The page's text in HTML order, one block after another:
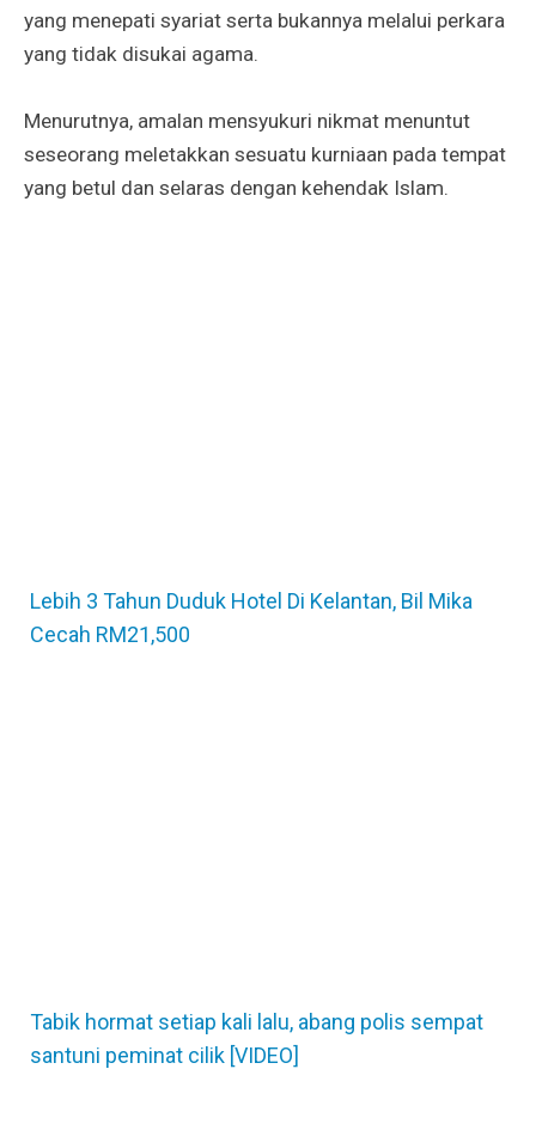
yang menepati syariat serta bukannya melalui perkara
yang tidak disukai agama.
Menurutnya, amalan mensyukuri nikmat menuntut
seseorang meletakkan sesuatu kurniaan pada tempat
yang betul dan selaras dengan kehendak Islam.
Lebih 3 Tahun Duduk Hotel Di Kelantan, Bil Mika
Cecah RM21,500
Tabik hormat setiap kali lalu, abang polis sempat
santuni peminat cilik [VIDEO]